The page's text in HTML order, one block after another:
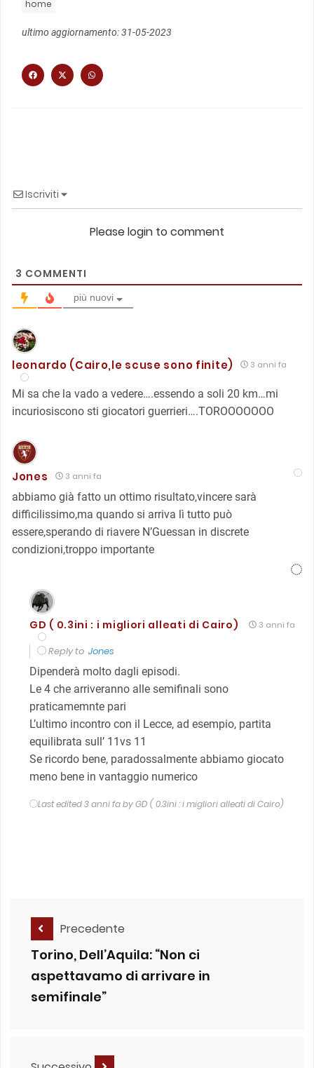
home
ultimo aggiornamento: 31-05-2023
Iscriviti
Please login to comment
3 COMMENTI
più nuovi
leonardo (Cairo,le scuse sono finite) 3 anni fa
Mi sa che la vado a vedere….essendo a soli 20 km…mi
incuriosiscono sti giocatori guerrieri….TOROOOOOOO
Jones 3 anni fa
abbiamo già fatto un ottimo risultato,vincere sarà
difficilissimo,ma quando si arriva lì tutto può
essere,sperando di riavere N’Guessan in discrete
condizioni,troppo importante
GD ( 0.3ini : i migliori alleati di Cairo) 3 anni fa
Reply to Jones
Dipenderà molto dagli episodi.
Le 4 che arriveranno alle semifinali sono
praticamemnte pari
L’ultimo incontro con il Lecce, ad esempio, partita
equilibrata sull’ 11vs 11
Se ricordo bene, paradossalmente abbiamo giocato
meno bene in vantaggio numerico
Last edited 3 anni fa by GD ( 0.3ini : i migliori alleati di Cairo)
Precedente
Torino, Dell’Aquila: “Non ci
aspettavamo di arrivare in
semifinale”